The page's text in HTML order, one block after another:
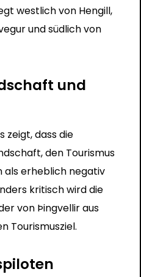
westlich von Hengill,
und südlich von
und
zeigt, dass die
den Tourismus
erheblich negativ
kritisch wird die
von Þingvellir aus
Tourismusziel.